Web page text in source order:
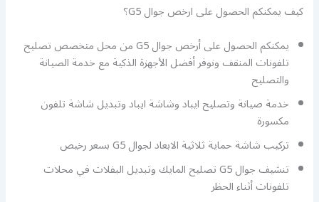
كيف يمكنكم الحصول على ارخص جوال G5؟
يمكنكم الحصول على أرخص جوال G5 من محل متخصص تصليح
تلفونات المنقف ونوفر أفضل الأجهزة الذكية مع خدمة الصيانة
والتصليح
خدمة صيانة وتصليح ايباد وشاشة ايباد وتبديل شاشة تلفون
مكسورة
تركيب شاشة حماية ثلاثية الابعاد لجوال G5 بسعر رخيص
تنشيف جوال G5 تصليح المايك وتبديل البفلات في محلات
تلفونات أثناء الحظر